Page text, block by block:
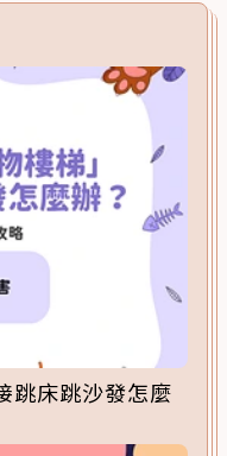
跳床跳沙發怎麼